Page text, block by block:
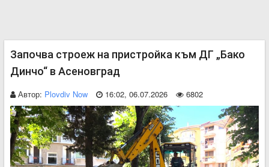
Започва строеж на пристройка към ДГ „Бако
Динчо“ в Асеновград
Автор: Plovdiv Now 16:02, 06.07.2026 6802